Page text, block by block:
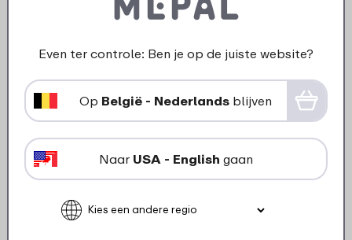
Even ter controle: Ben je op de juiste website?
Op België - Nederlands blijven
Naar USA - English gaan